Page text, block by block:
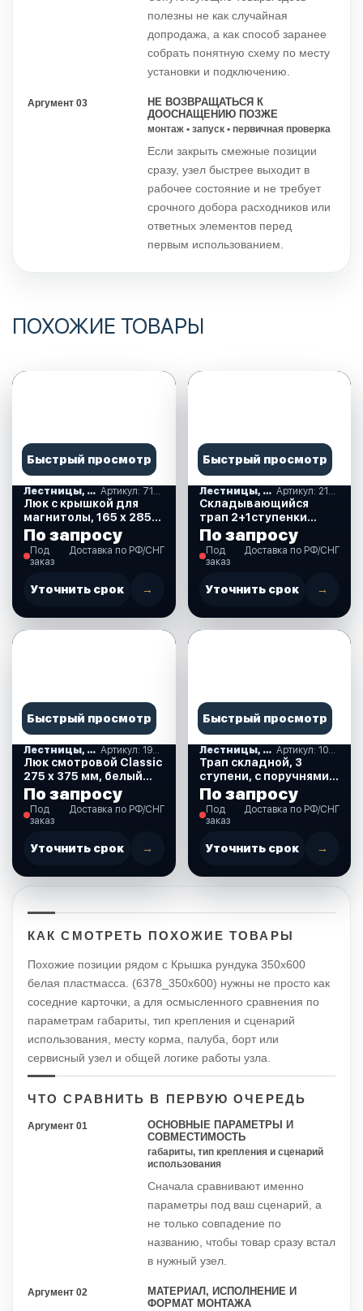
полезны не как случайная
допродажа, а как способ заранее
собрать понятную схему по месту
установки и подключению.
Аргумент 03
НЕ ВОЗВРАЩАТЬСЯ К
ДООСНАЩЕНИЮ ПОЗЖЕ
монтаж • запуск • первичная проверка
Если закрыть смежные позиции
сразу, узел быстрее выходит в
рабочее состояние и не требует
срочного добора расходников или
ответных элементов перед
первым использованием.
ПОХОЖИЕ ТОВАРЫ
Быстрый просмотр
Лестницы, ступеньки Артикул: 710135
Люк с крышкой для
магнитолы, 165 х 285
мм. (710135)
По запросу
Под
заказ
Доставка по РФ/СНГ
Уточнить срок →
Быстрый просмотр
Лестницы, ступеньки Артикул: 210064
Складывающийся
трап 2+1ступенки
(210064)
По запросу
Под
заказ
Доставка по РФ/СНГ
Уточнить срок →
Быстрый просмотр
Лестницы, ступеньки Артикул: 196567-NR
Люк смотровой Classic
275 х 375 мм, белый
(196567-NR)
По запросу
Под
заказ
Доставка по РФ/СНГ
Уточнить срок →
Быстрый просмотр
Лестницы, ступеньки Артикул: 1050I
Трап складной, 3
ступени, с поручнями
(1050I)
По запросу
Под
заказ
Доставка по РФ/СНГ
Уточнить срок →
КАК СМОТРЕТЬ ПОХОЖИЕ ТОВАРЫ
Похожие позиции рядом с Крышка рундука 350х600
белая пластмасса. (6378_350x600) нужны не просто как
соседние карточки, а для осмысленного сравнения по
параметрам габариты, тип крепления и сценарий
использования, месту корма, палуба, борт или
сервисный узел и общей логике работы узла.
ЧТО СРАВНИТЬ В ПЕРВУЮ ОЧЕРЕДЬ
Аргумент 01
ОСНОВНЫЕ ПАРАМЕТРЫ И
СОВМЕСТИМОСТЬ
габариты, тип крепления и сценарий
использования
Сначала сравнивают именно
параметры под ваш сценарий, а
не только совпадение по
названию, чтобы товар сразу встал
в нужный узел.
Аргумент 02
МАТЕРИАЛ, ИСПОЛНЕНИЕ И
ФОРМАТ МОНТАЖА